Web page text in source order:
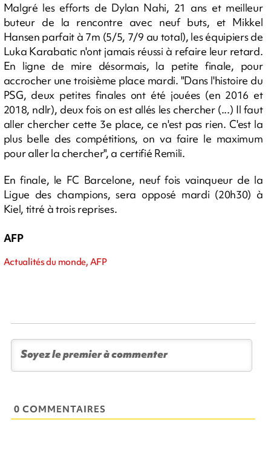
Malgré les efforts de Dylan Nahi, 21 ans et meilleur
buteur de la rencontre avec neuf buts, et Mikkel
Hansen parfait à 7m (5/5, 7/9 au total), les équipiers de
Luka Karabatic n'ont jamais réussi à refaire leur retard.
En ligne de mire désormais, la petite finale, pour
accrocher une troisième place mardi. "Dans l'histoire du
PSG, deux petites finales ont été jouées (en 2016 et
2018, ndlr), deux fois on est allés les chercher (...) Il faut
aller chercher cette 3e place, ce n'est pas rien. C'est la
plus belle des compétitions, on va faire le maximum
pour aller la chercher", a certifié Remili.
En finale, le FC Barcelone, neuf fois vainqueur de la
Ligue des champions, sera opposé mardi (20h30) à
Kiel, titré à trois reprises.
AFP
Actualités du monde, AFP
0 COMMENTAIRES